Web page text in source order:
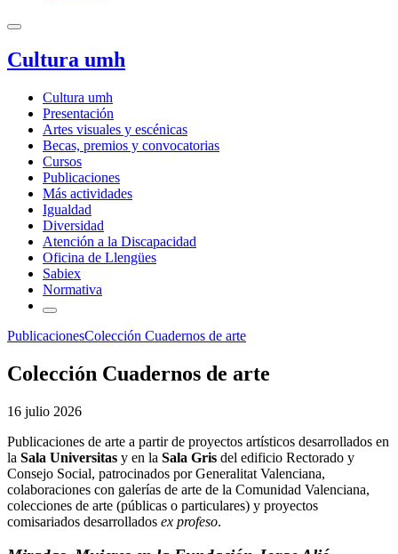
Cultura umh
Cultura umh
Presentación
Artes visuales y escénicas
Becas, premios y convocatorias
Cursos
Publicaciones
Más actividades
Igualdad
Diversidad
Atención a la Discapacidad
Oficina de Llengües
Sabiex
Normativa
PublicacionesColección Cuadernos de arte
Colección Cuadernos de arte
16 julio 2026
Publicaciones de arte a partir de proyectos artísticos desarrollados en
la Sala Universitas y en la Sala Gris del edificio Rectorado y
Consejo Social, patrocinados por Generalitat Valenciana,
colaboraciones con galerías de arte de la Comunidad Valenciana,
colecciones de arte (públicas o particulares) y proyectos
comisariados desarrollados ex profeso.